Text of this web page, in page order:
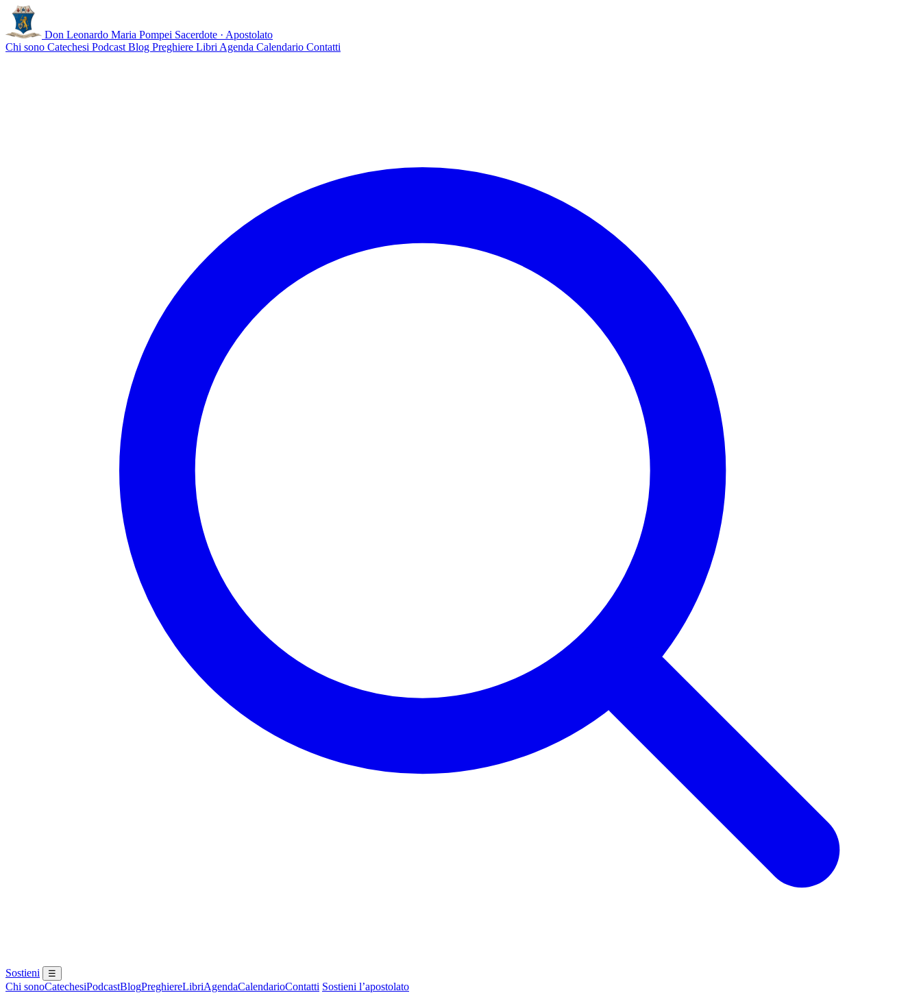
Don Leonardo Maria Pompei Sacerdote · Apostolato
Chi sono Catechesi Podcast Blog Preghiere Libri Agenda Calendario Contatti
Sostieni ☰
Chi sonoCatechesiPodcastBlogPreghiereLibriAgendaCalendarioContatti Sostieni l’apostolato